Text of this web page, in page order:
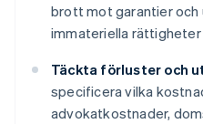
brott mot garantier och
immateriella
Täckta förluster och
specificera vilka
advokatkostnader,